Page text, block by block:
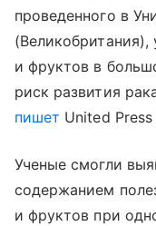
проведенного в
и фруктов в
риск развития
пишет United
Ученые смогли
содержанием
и фруктов при